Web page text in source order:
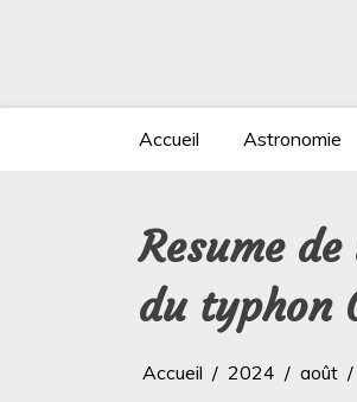
Accueil Astronomie
Resume
du typhon
Accueil 2024 août